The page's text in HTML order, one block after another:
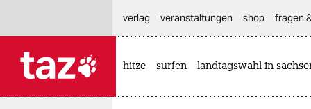
verlag
veranstaltungen shop fragen
hitze surfen landtagswahl in